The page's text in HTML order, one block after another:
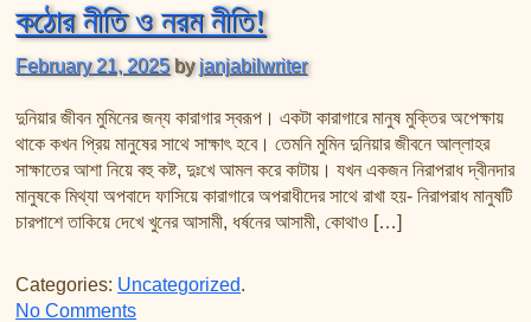
কঠোর নীতি ও নরম নীতি!
February 21, 2025 byjanjabilwriter
দুনিয়ার জীবন মুমিনের জন্য কারাগার স্বরূপ। একটা কারাগারে মানুষ মুক্তির অপেক্ষায়
থাকে কখন প্রিয় মানুষের সাথে সাক্ষাৎ হবে। তেমনি মুমিন দুনিয়ার জীবনে আল্লাহর
সাক্ষাতের আশা নিয়ে বহু কষ্ট, দুঃখে আমল করে কাটায়। যখন একজন নিরাপরাধ দ্বীনদার
মানুষকে মিথ্যা অপবাদে ফাসিয়ে কারাগারে অপরাধীদের সাথে রাখা হয়- নিরাপরাধ মানুষটি
চারপাশে তাকিয়ে দেখে খুনের আসামী, ধর্ষনের আসামী, কোথাও […]
Categories: Uncategorized.
No Commentson কঠোর নীতি ও নরম নীতি!